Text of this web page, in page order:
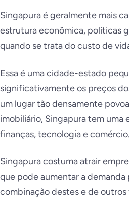
Singapura é geralmente mais
estrutura econômica, políticas
quando se trata do custo de
Essa é uma cidade-estado
significativamente os preços
um lugar tão densamente
imobiliário, Singapura tem
finanças, tecnologia e comércio.
Singapura costuma atrair
que pode aumentar a demanda
combinação destes e de